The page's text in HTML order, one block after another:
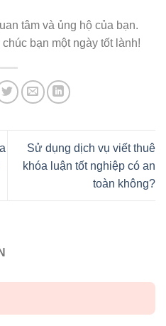
tâm và ủng hộ của bạn.
bạn một ngày tốt lành!
Sử dụng dịch vụ viết thuê
khóa luận tốt nghiệp có an
toàn không?